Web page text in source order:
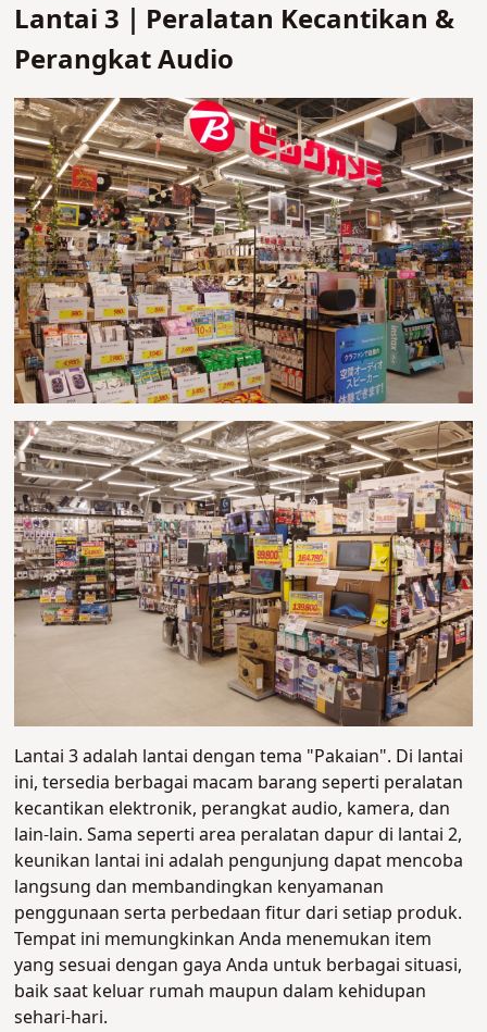
Lantai 3｜Peralatan Kecantikan &
Perangkat Audio
Lantai 3 adalah lantai dengan tema "Pakaian". Di lantai
ini, tersedia berbagai macam barang seperti peralatan
kecantikan elektronik, perangkat audio, kamera, dan
lain-lain. Sama seperti area peralatan dapur di lantai 2,
keunikan lantai ini adalah pengunjung dapat mencoba
langsung dan membandingkan kenyamanan
penggunaan serta perbedaan fitur dari setiap produk.
Tempat ini memungkinkan Anda menemukan item
yang sesuai dengan gaya Anda untuk berbagai situasi,
baik saat keluar rumah maupun dalam kehidupan
sehari-hari.